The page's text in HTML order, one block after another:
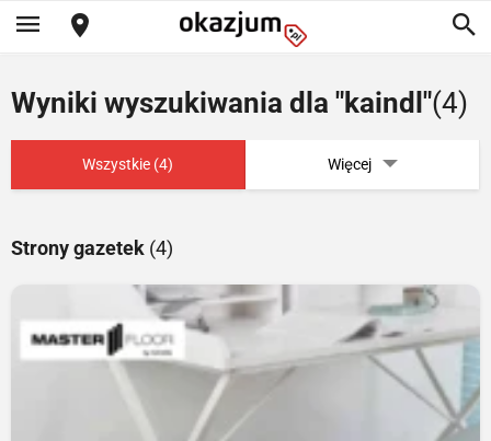
Wyniki wyszukiwania dla "kaindl"(4)
Wszystkie (4) Więcej
Strony gazetek (4)